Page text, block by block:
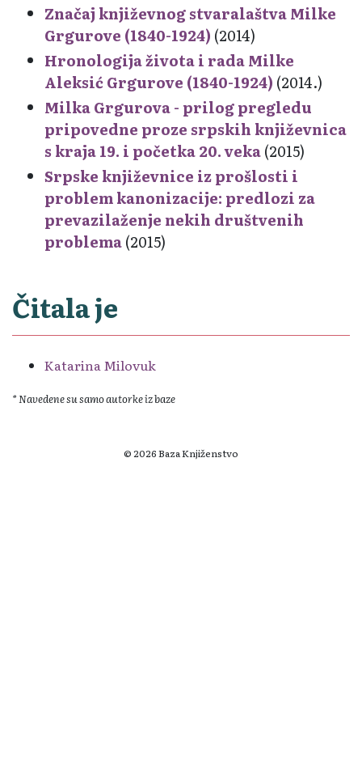
Značaj književnog stvaralaštva Milke
Grgurove (1840-1924) (2014)
Hronologija života i rada Milke
Aleksić Grgurove (1840-1924) (2014.)
Milka Grgurova - prilog pregledu
pripovedne proze srpskih književnica
s kraja 19. i početka 20. veka(2015)
Srpske književnice iz prošlosti i
problem kanonizacije: predlozi za
prevazilaženje nekih društvenih
problema(2015)
Čitala je
Katarina Milovuk
* Navedene su samo autorke iz baze
© 2026 Baza Knjiženstvo